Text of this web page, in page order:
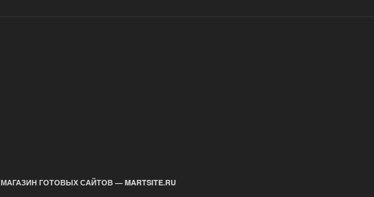
МАГАЗИН ГОТОВЫХ САЙТОВ — MARTSITE.RU